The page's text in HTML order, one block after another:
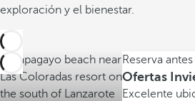
exploración y el bienestar.
Reserva
Ofertas
Excelente